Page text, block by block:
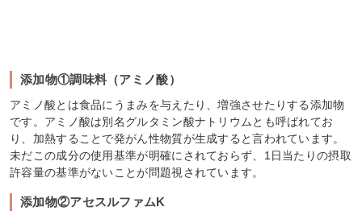
添加物①調味料（アミノ酸）
アミノ酸とは食品にうまみを与えたり、増強させたりする添加物
です。アミノ酸は別名グルタミン酸ナトリウムとも呼ばれてお
り、加熱することで発がん性物質が生成すると言われています。
未だこの成分の使用基準が明確にされておらず、1日当たりの摂取
許容量の基準がないことが問題視されています。
添加物②アセスルファムK